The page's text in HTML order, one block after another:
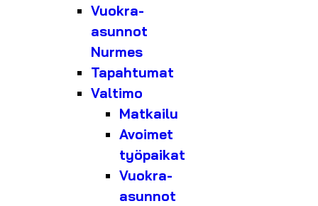
Vuokra-
asunnot
Nurmes
Tapahtumat
Valtimo
Matkailu
Avoimet
työpaikat
Vuokra-
asunnot